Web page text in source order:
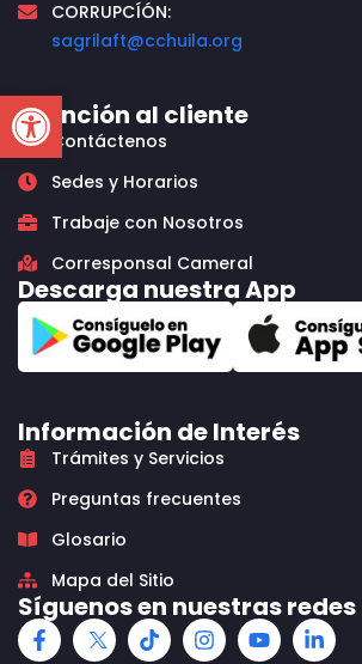
Open toolbar
CORRUPCÍÓN:
sagrilaft@cchuila.org
Atención al cliente
Contáctenos
Sedes y Horarios
Trabaje con Nosotros
Corresponsal Cameral
Descarga nuestra App
Información de Interés
Trámites y Servicios
Preguntas frecuentes
Glosario
Mapa del Sitio
Síguenos en nuestras redes